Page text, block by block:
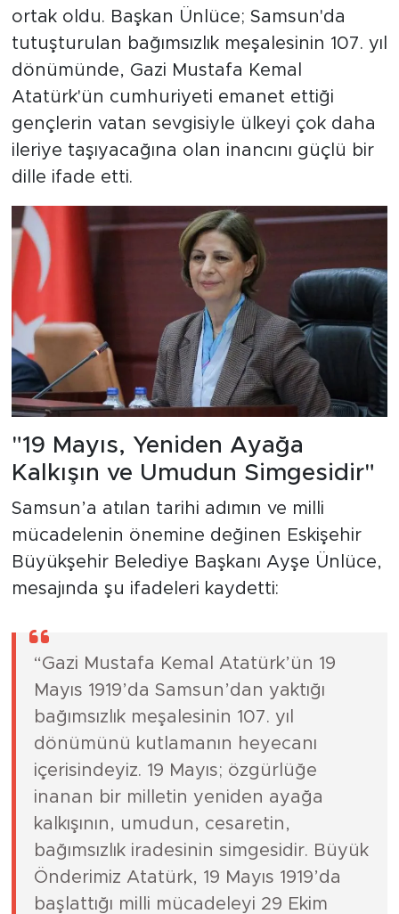
ortak oldu. Başkan Ünlüce; Samsun'da
tutuşturulan bağımsızlık meşalesinin 107. yıl
dönümünde, Gazi Mustafa Kemal
Atatürk'ün cumhuriyeti emanet ettiği
gençlerin vatan sevgisiyle ülkeyi çok daha
ileriye taşıyacağına olan inancını güçlü bir
dille ifade etti.
"19 Mayıs, Yeniden Ayağa
Kalkışın ve Umudun Simgesidir"
Samsun’a atılan tarihi adımın ve milli
mücadelenin önemine değinen Eskişehir
Büyükşehir Belediye Başkanı Ayşe Ünlüce,
mesajında şu ifadeleri kaydetti:
“Gazi Mustafa Kemal Atatürk’ün 19
Mayıs 1919’da Samsun’dan yaktığı
bağımsızlık meşalesinin 107. yıl
dönümünü kutlamanın heyecanı
içerisindeyiz. 19 Mayıs; özgürlüğe
inanan bir milletin yeniden ayağa
kalkışının, umudun, cesaretin,
bağımsızlık iradesinin simgesidir. Büyük
Önderimiz Atatürk, 19 Mayıs 1919’da
başlattığı milli mücadeleyi 29 Ekim